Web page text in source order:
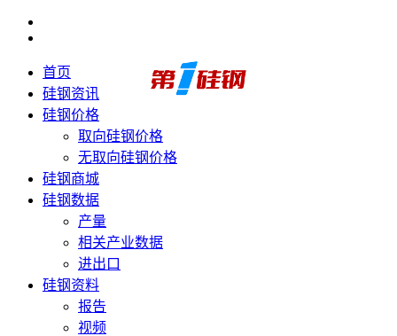
首页
硅钢资讯
硅钢价格
取向硅钢价格
无取向硅钢价格
硅钢商城
硅钢数据
产量
相关产业数据
进出口
硅钢资料
报告
视频